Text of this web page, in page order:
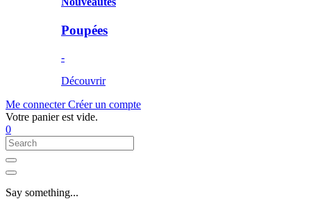
Poupées
-
Découvrir
Me connecterCréer un compte
Votre panier est vide.
0
Say something...